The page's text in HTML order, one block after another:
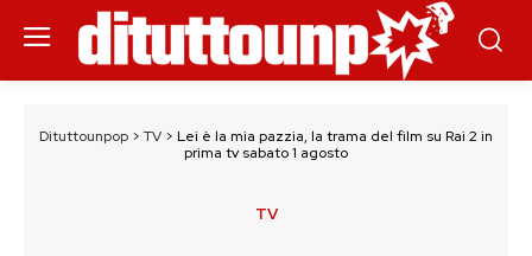
Dituttounpop > TV > Lei è la mia pazzia, la trama del film su Rai 2 in
prima tv sabato 1 agosto
TV